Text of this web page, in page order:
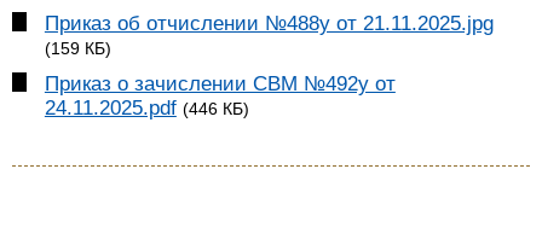
Приказ об отчислении №488у от 21.11.2025.jpg
(159 КБ)
Приказ о зачислении СВМ №492у от
24.11.2025.pdf (446 КБ)